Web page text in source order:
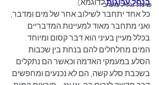
כרמל וגליל מערבי
כל אחד יתחבר לשילוב אחר של מים ומדבר,
ואני מתחבר מאוד למעיינות המדבריים.
בכלל מעיין בעיני הוא דבר קסום ומיוחד.
המים מחלחלים להם בנחת בין שכבות
הסלע במעמקי האדמה וכאשר הם נתקלים
בשכבת סלע קשה, הם לא נכנעים ומחפשים